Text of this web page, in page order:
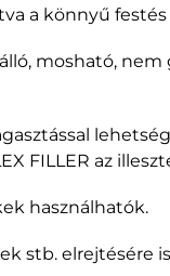
a könnyű
mosható,
FILLER az
használhatók.
stb. elrejtésére